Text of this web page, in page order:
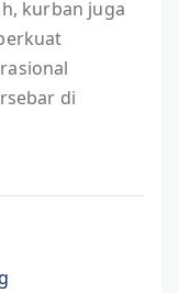
kurban juga
di